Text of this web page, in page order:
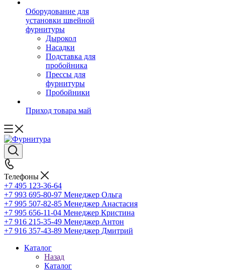
Оборудование для
установки швейной
фурнитуры
Дырокол
Насадки
Подставка для
пробойника
Прессы для
фурнитуры
Пробойники
Приход товара май
Телефоны
+7 495 123-36-64
+7 993 695-80-97 Менеджер Ольга
+7 995 507-82-85 Менеджер Анастасия
+7 995 656-11-04 Менеджер Кристина
+7 916 215-35-49 Менеджер Антон
+7 916 357-43-89 Менеджер Дмитрий
Каталог
Назад
Каталог